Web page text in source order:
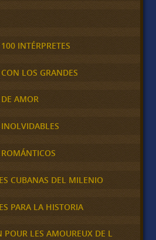
INTÉRPRETES
LOS GRANDES
AMOR
CUBANAS DEL MILENIO
PARA LA HISTORIA
POUR LES AMOUREUX DE L